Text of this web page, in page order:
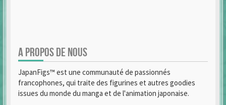
A PROPOS DE NOUS
JapanFigs™ est une communauté de passionnés
francophones, qui traite des figurines et autres goodies
issues du monde du manga et de l'animation japonaise.